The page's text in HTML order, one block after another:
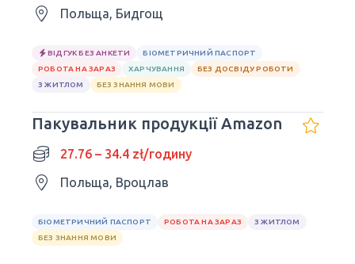
Польща, Бидгощ
ВІДГУК БЕЗ АНКЕТИ
БІОМЕТРИЧНИЙ ПАСПОРТ
РОБОТА НА ЗАРАЗ
ХАРЧУВАННЯ
БЕЗ ДОСВІДУ РОБОТИ
З ЖИТЛОМ
БЕЗ ЗНАННЯ МОВИ
Пакувальник продукції Amazon
27.76 – 34.4 zł/годину
Польща, Вроцлав
БІОМЕТРИЧНИЙ ПАСПОРТ РОБОТА НА ЗАРАЗ
З ЖИТЛОМ
БЕЗ ЗНАННЯ МОВИ